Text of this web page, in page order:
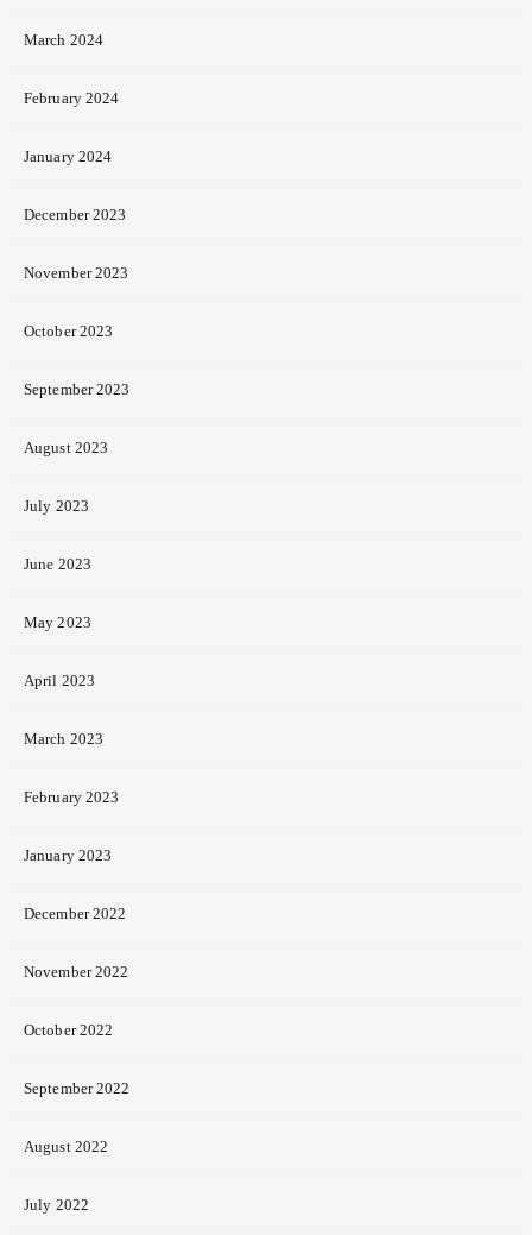
March 2024
February 2024
January 2024
December 2023
November 2023
October 2023
September 2023
August 2023
July 2023
June 2023
May 2023
April 2023
March 2023
February 2023
January 2023
December 2022
November 2022
October 2022
September 2022
August 2022
July 2022